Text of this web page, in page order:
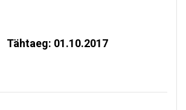
Tähtaeg: 01.10.2017